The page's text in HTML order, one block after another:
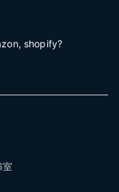
shopify?